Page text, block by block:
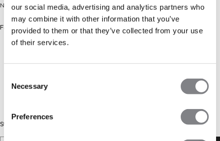
our social media, advertising and analytics partners who
may combine it with other information that you’ve
provided to them or that they’ve collected from your use
of their services.
Selection
Necessary
Preferences
Nahtlose Tights mit V-förmigem Bund. Recycelte Polyamidmischung.
Farbe: Juicy Mauve
Stil